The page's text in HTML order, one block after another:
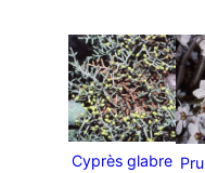
Cyprès glabre